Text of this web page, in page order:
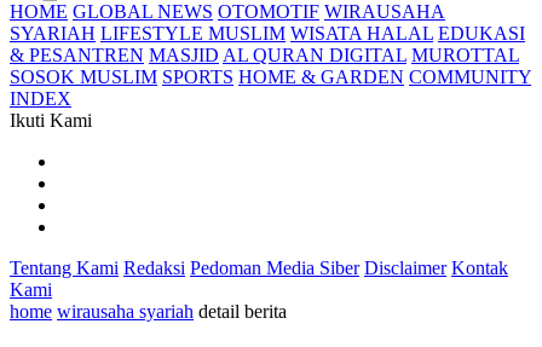
HOME GLOBAL NEWS OTOMOTIF WIRAUSAHA
SYARIAH LIFESTYLE MUSLIM WISATA HALAL EDUKASI
& PESANTREN MASJID AL QURAN DIGITAL MUROTTAL
SOSOK MUSLIM SPORTS HOME & GARDEN COMMUNITY
INDEX
Ikuti Kami
Tentang Kami Redaksi Pedoman Media Siber Disclaimer Kontak
Kami
home wirausaha syariah detail berita